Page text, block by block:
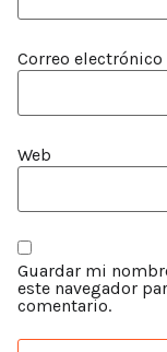
Correo electrónico
Web
Guardar mi
este navegador
comentario.